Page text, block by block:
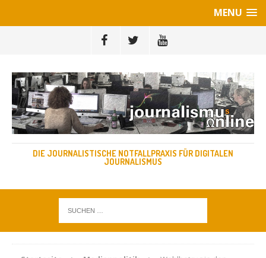
MENU
DIE JOURNALISTISCHE NOTFALLPRAXIS FÜR DIGITALEN
JOURNALISMUS